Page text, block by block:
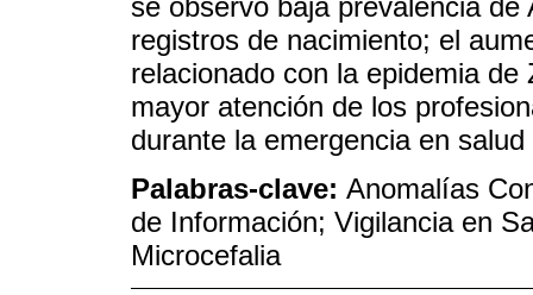
se observó baja prevalencia
registros de nacimiento; el
relacionado con la epidemia
mayor atención de los
durante la emergencia en salud
Palabras-clave: Anomalías
de Información; Vigilancia en
Microcefalia